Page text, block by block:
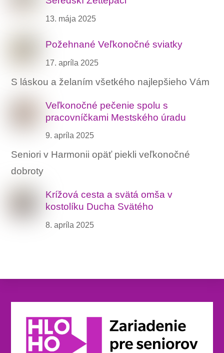
13. mája 2025
Požehnané Veľkonočné sviatky
17. apríla 2025
S láskou a želaním všetkého najlepšieho Vám
Veľkonočné pečenie spolu s
pracovníčkami Mestského úradu
9. apríla 2025
Seniori v Harmonii opäť piekli veľkonočné
dobroty
Krížová cesta a svätá omša v
kostolíku Ducha Svätého
8. apríla 2025
To
Top